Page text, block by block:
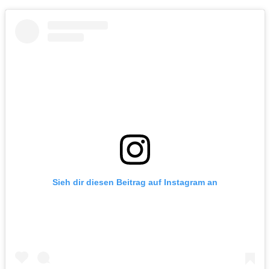
Sieh dir diesen Beitrag auf Instagram an